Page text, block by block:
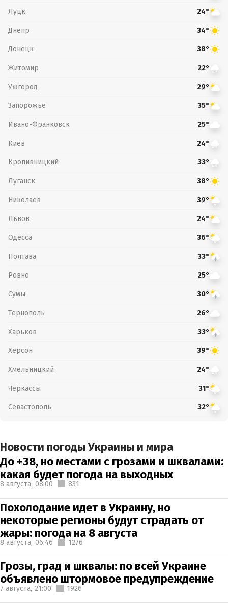
Луцк 24°
Днепр 34°
Донецк 38°
Житомир 22°
Ужгород 29°
Запорожье 35°
Ивано-Франковск 25°
Киев 24°
Кропивницкий 33°
Луганск 38°
Николаев 39°
Львов 24°
Одесса 36°
Полтава 33°
Ровно 25°
Сумы 30°
Тернополь 26°
Харьков 33°
Херсон 39°
Хмельницкий 24°
Черкассы 31°
Севастополь 32°
Новости погоды Украины и мира
До +38, но местами с грозами и шквалами:
какая будет погода на выходных
8 августа, 08:00 831
Похолодание идет в Украину, но
некоторые регионы будут страдать от
жары: погода на 8 августа
8 августа, 06:46 1276
Грозы, град и шквалы: по всей Украине
объявлено штормовое предупреждение
7 августа, 21:00 1926